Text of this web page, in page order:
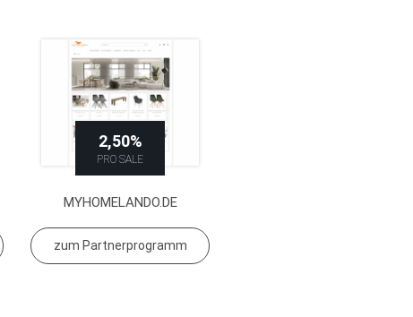
2,50%
PRO SALE
MYHOMELANDO.DE
zum Partnerprogramm